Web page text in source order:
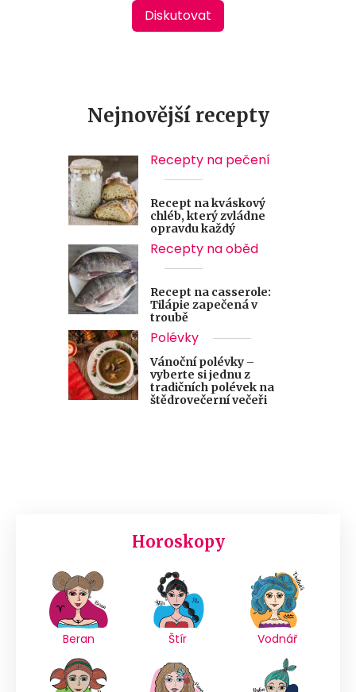
Diskutovat
Nejnovější recepty
Recepty na pečení
Recept na kváskový
chléb, který zvládne
opravdu každý
Recepty na oběd
Recept na casserole:
Tilápie zapečená v
troubě
Polévky
Vánoční polévky –
vyberte si jednu z
tradičních polévek na
štědrovečerní večeři
Horoskopy
Beran Štír Vodnář